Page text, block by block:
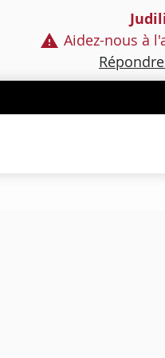
Aidez-nous à